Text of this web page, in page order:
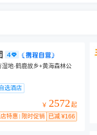
地·鹤鹿故乡+黄海森林公
自选酒店
￥ 2572 起
特惠
限时促销 已减 ¥166